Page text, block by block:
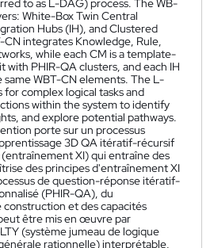
White-Box Twin Central
Hubs (IH), and Clustered
integrates Knowledge, Rule,
while each CM is a template-
with PHIR-QA clusters, and each IH
same WBT-CN elements. The L-
complex logical tasks and
within the system to identify
and explore potential pathways.
porte sur un processus
3D QA itératif-récursif
XI) qui entraîne des
des principes d'entraînement XI
de question-réponse itératif-
(PHIR-QA), du
et des capacités
être mis en œuvre par
(système jumeau de logique
rationnelle) interprétable,